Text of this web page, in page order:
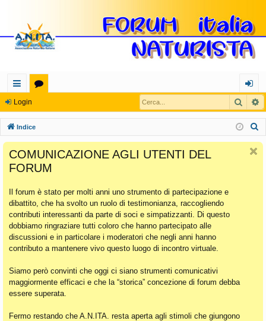
oll
eg
a
m
en
ti
Ra
pi
di
u
m
og
in
Login Cerca
Indice
COMUNICAZIONE AGLI UTENTI DEL
FORUM
Il forum è stato per molti anni uno strumento di partecipazione e
dibattito, che ha svolto un ruolo di testimonianza, raccogliendo
contributi interessanti da parte di soci e simpatizzanti. Di questo
dobbiamo ringraziare tutti coloro che hanno partecipato alle
discussioni e in particolare i moderatori che negli anni hanno
contributo a mantenere vivo questo luogo di incontro virtuale.
Siamo però convinti che oggi ci siano strumenti comunicativi
maggiormente efficaci e che la “storica” concezione di forum debba
essere superata.
Fermo restando che A.N.ITA. resta aperta agli stimoli che giungono